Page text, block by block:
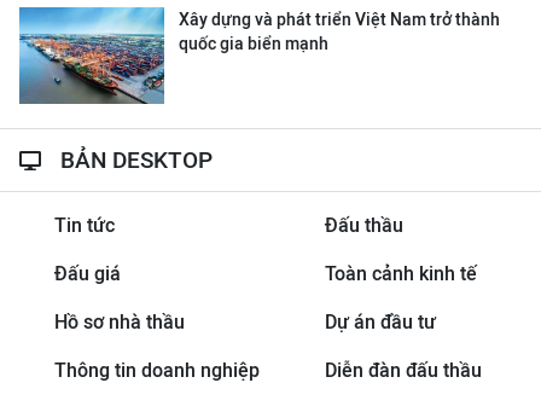
Xây dựng và phát triển Việt Nam trở thành
quốc gia biển mạnh
BẢN DESKTOP
Tin tức Đấu thầu
Đấu giá Toàn cảnh kinh tế
Hồ sơ nhà thầu Dự án đầu tư
Thông tin doanh nghiệp Diễn đàn đấu thầu